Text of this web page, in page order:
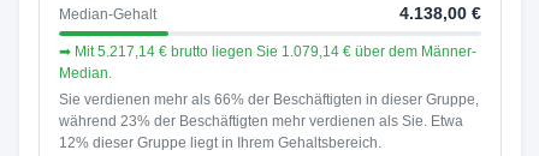
Median-Gehalt 4.138,00 €
➡ Mit 5.217,14 € brutto liegen Sie 1.079,14 € über dem Männer-
Median.
Sie verdienen mehr als 66% der Beschäftigten in dieser Gruppe,
während 23% der Beschäftigten mehr verdienen als Sie. Etwa
12% dieser Gruppe liegt in Ihrem Gehaltsbereich.